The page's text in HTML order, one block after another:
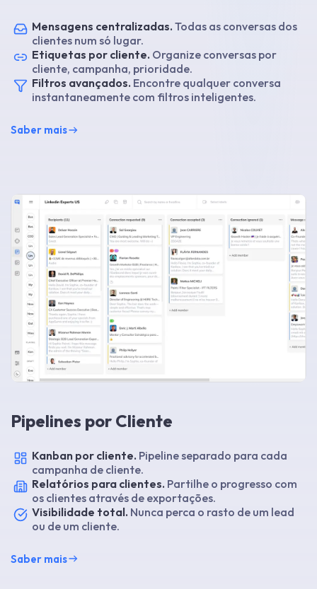
Mensagens centralizadas. Todas as conversas dos
clientes num só lugar.
Etiquetas por cliente. Organize conversas por
cliente, campanha, prioridade.
Filtros avançados. Encontre qualquer conversa
instantaneamente com filtros inteligentes.
Saber mais
Pipelines por Cliente
Kanban por cliente. Pipeline separado para cada
campanha de cliente.
Relatórios para clientes. Partilhe o progresso com
os clientes através de exportações.
Visibilidade total. Nunca perca o rasto de um lead
ou de um cliente.
Saber mais